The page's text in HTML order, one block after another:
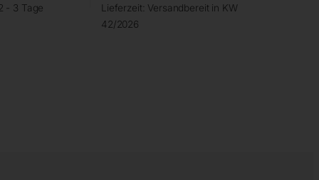
- 3 Tage
Lieferzeit: Versandbereit in KW
42/2026